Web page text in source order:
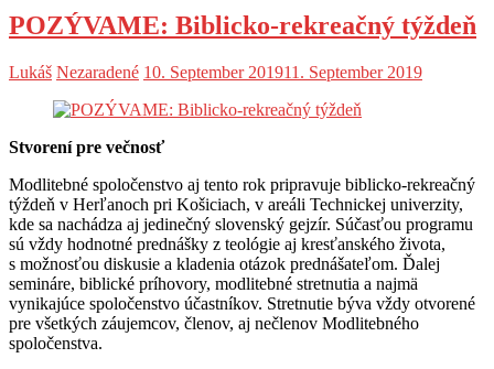
POZÝVAME: Biblicko-rekreačný týždeň
Lukáš Nezaradené 10. September 201911. September 2019
Stvorení pre večnosť
Modlitebné spoločenstvo aj tento rok pripravuje biblicko-rekreačný
týždeň v Herľanoch pri Košiciach, v areáli Technickej univerzity,
kde sa nachádza aj jedinečný slovenský gejzír. Súčasťou programu
sú vždy hodnotné prednášky z teológie aj kresťanského života,
s možnosťou diskusie a kladenia otázok prednášateľom. Ďalej
semináre, biblické príhovory, modlitebné stretnutia a najmä
vynikajúce spoločenstvo účastníkov. Stretnutie býva vždy otvorené
pre všetkých záujemcov, členov, aj nečlenov Modlitebného
spoločenstva.